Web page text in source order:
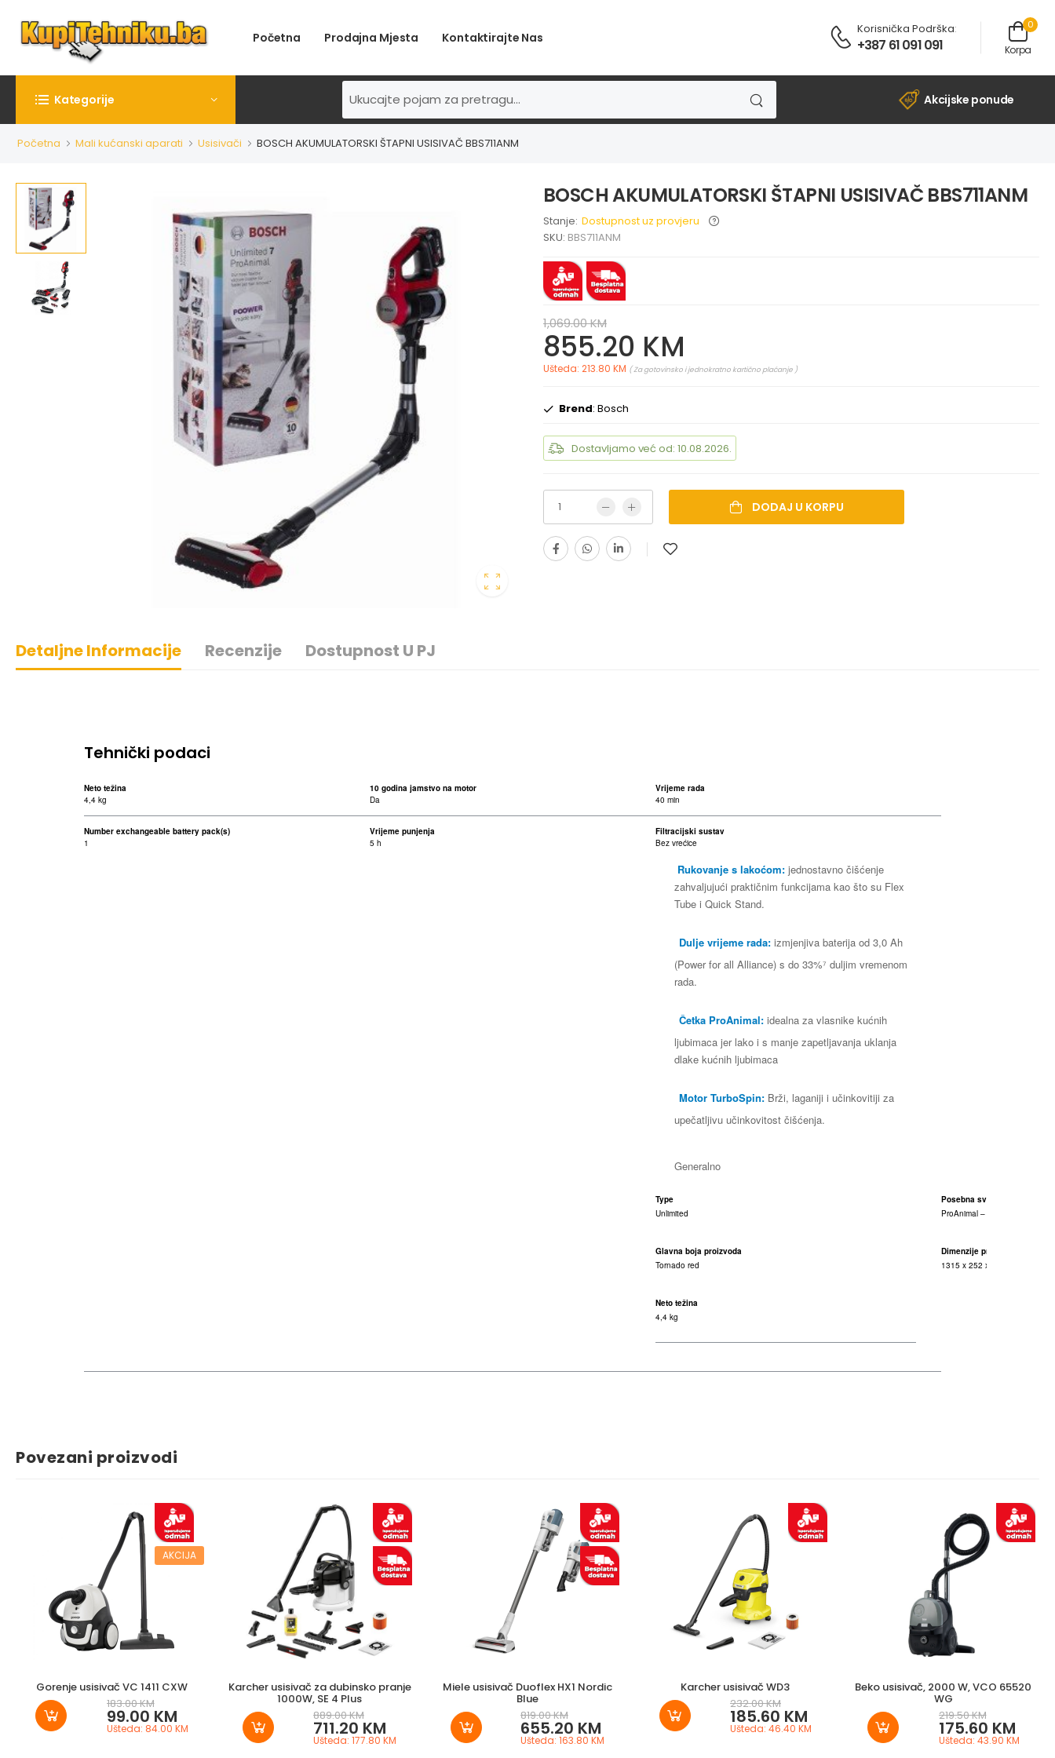
Početna Prodajna Mjesta Kontaktirajte Nas
Korisnička Podrška:
+387 61 091 091
0
Korpa
Kategorije Akcijske ponude
Početna Mali kućanski aparati Usisivači BOSCH AKUMULATORSKI ŠTAPNI USISIVAČ BBS711ANM
BOSCH AKUMULATORSKI ŠTAPNI USISIVAČ BBS711ANM
Stanje: Dostupnost uz provjeru
SKU: BBS711ANM
1,069.00 KM
855.20 KM
Ušteda: 213.80 KM ( Za gotovinsko i jednokratno kartično plaćanje )
Brend: Bosch
Dostavljamo već od: 10.08.2026.
DODAJ U KORPU
Detaljne Informacije Recenzije Dostupnost U PJ
Tehnički podaci
Neto težina
4,4 kg
10 godina jamstvo na motor
Da
Vrijeme rada
40 min
Number exchangeable battery pack(s)
1
Vrijeme punjenja
5 h
Filtracijski sustav
Bez vrećice
Rukovanje s lakoćom: jednostavno čišćenje
zahvaljujući praktičnim funkcijama kao što su Flex
Tube i Quick Stand.
Dulje vrijeme rada: izmjenjiva baterija od 3,0 Ah
(Power for all Alliance) s do 33%⁷ duljim vremenom
rada.
Četka ProAnimal: idealna za vlasnike kućnih
ljubimaca jer lako i s manje zapetljavanja uklanja
dlake kućnih ljubimaca
Motor TurboSpin: Brži, laganiji i učinkovitiji za
upečatljivu učinkovitost čišćenja.
Generalno
Type
Unlimited
Posebna svrha
ProAnimal – za ljubitelje
Glavna boja proizvoda
Tornado red
Dimenzije proizvoda
1315 x 252 x 204 mm
Neto težina
4,4 kg
Povezani proizvodi
AKCIJA
Gorenje usisivač VC 1411 CXW
183.00 KM
99.00 KM
Ušteda: 84.00 KM
Karcher usisivač za dubinsko pranje
1000W, SE 4 Plus
889.00 KM
711.20 KM
Ušteda: 177.80 KM
Miele usisivač Duoflex HX1 Nordic
Blue
819.00 KM
655.20 KM
Ušteda: 163.80 KM
Karcher usisivač WD3
232.00 KM
185.60 KM
Ušteda: 46.40 KM
Beko usisivač, 2000 W, VCO 65520
WG
219.50 KM
175.60 KM
Ušteda: 43.90 KM